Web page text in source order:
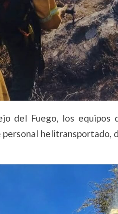
del Fuego, los equipos
helitransportado,